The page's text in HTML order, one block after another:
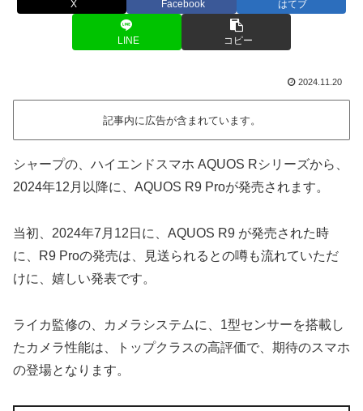
X Facebook はてブ
LINE コピー
2024.11.20
記事内に広告が含まれています。
シャープの、ハイエンドスマホ AQUOS Rシリーズから、
2024年12月以降に、AQUOS R9 Proが発売されます。
当初、2024年7月12日に、AQUOS R9 が発売された時
に、R9 Proの発売は、見送られるとの噂も流れていただ
けに、嬉しい発表です。
ライカ監修の、カメラシステムに、1型センサーを搭載し
たカメラ性能は、トップクラスの高評価で、期待のスマホ
の登場となります。